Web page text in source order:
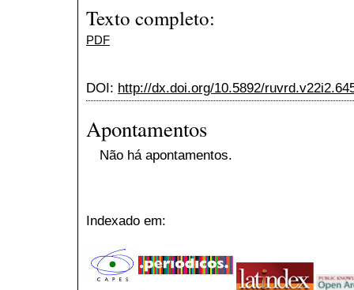
Texto completo:
PDF
DOI: http://dx.doi.org/10.5892/
Apontamentos
Não há apontamentos.
Indexado em: